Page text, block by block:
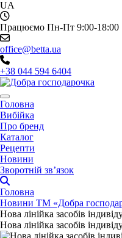
UA
Працюємо Пн-Пт 9:00-18:00
office@betta.ua
+38 044 594 6404
Головна
Вибійка
Про бренд
Каталог
Рецепти
Новини
Зворотній зв’язок
Головна
Новини ТМ «Добра
Нова лінійка засобів
Нова лінійка засобів